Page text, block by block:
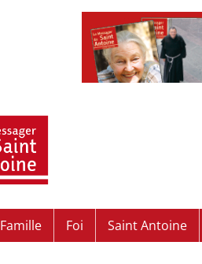
Famille Foi Saint Antoine